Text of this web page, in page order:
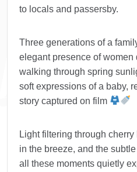
to locals and passersby.
Three generations of a
elegant presence of women
walking through spring
soft expressions of a baby,
story captured on film
Light filtering through
in the breeze, and the
all these moments quietly